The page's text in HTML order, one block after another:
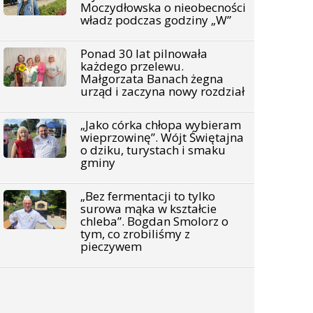
Moczydłowska o nieobecności
władz podczas godziny „W”
Ponad 30 lat pilnowała
każdego przelewu.
Małgorzata Banach żegna
urząd i zaczyna nowy rozdział
„Jako córka chłopa wybieram
wieprzowinę”. Wójt Świętajna
o dziku, turystach i smaku
gminy
„Bez fermentacji to tylko
surowa mąka w kształcie
chleba”. Bogdan Smolorz o
tym, co zrobiliśmy z
pieczywem